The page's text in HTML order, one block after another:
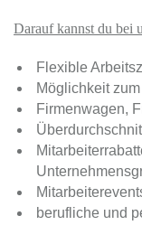
Darauf kannst du bei
Flexible
Möglichkeit
Firmenwagen,
berufliche und